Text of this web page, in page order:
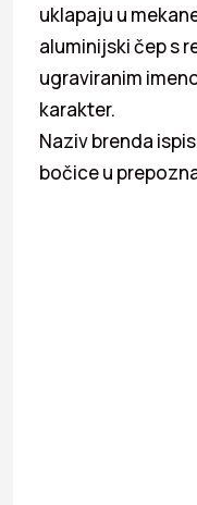
uklapaju u
aluminijski čep s
ugraviranim
karakter.
Naziv brenda
bočice u